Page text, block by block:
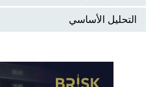
التحليل الأساسي